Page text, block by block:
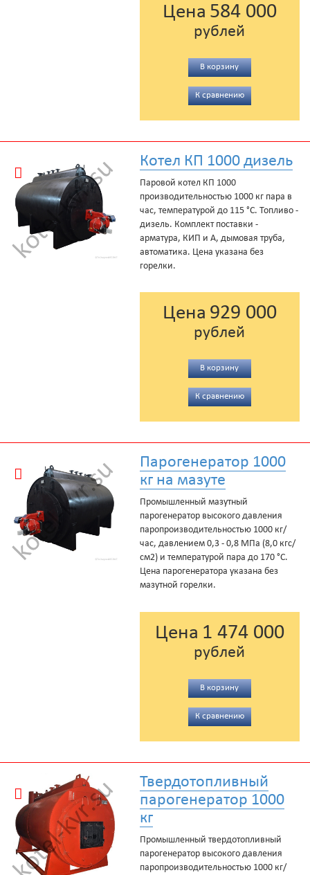
Цена 584 000
рублей
В корзину
К сравнению
Котел КП 1000 дизель
Паровой котел КП 1000
производительностью 1000 кг пара в
час, температурой до 115 °С. Топливо -
дизель. Комплект поставки -
арматура, КИП и А, дымовая труба,
автоматика. Цена указана без
горелки.
Цена 929 000
рублей
В корзину
К сравнению
Парогенератор 1000
кг на мазуте
Промышленный мазутный
парогенератор высокого давления
паропроизводительностью 1000 кг/
час, давлением 0,3 - 0,8 МПа (8,0 кгс/
см2) и температурой пара до 170 °С.
Цена парогенератора указана без
мазутной горелки.
Цена 1 474 000
рублей
В корзину
К сравнению
Твердотопливный
парогенератор 1000
кг
Промышленный твердотопливный
парогенератор высокого давления
паропроизводительностью 1000 кг/